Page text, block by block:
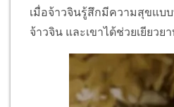
เมื่อจ้าวจินรู้สึกมีความสุขแบ
จ้าวจิน และเขาได้ช่วยเยียว